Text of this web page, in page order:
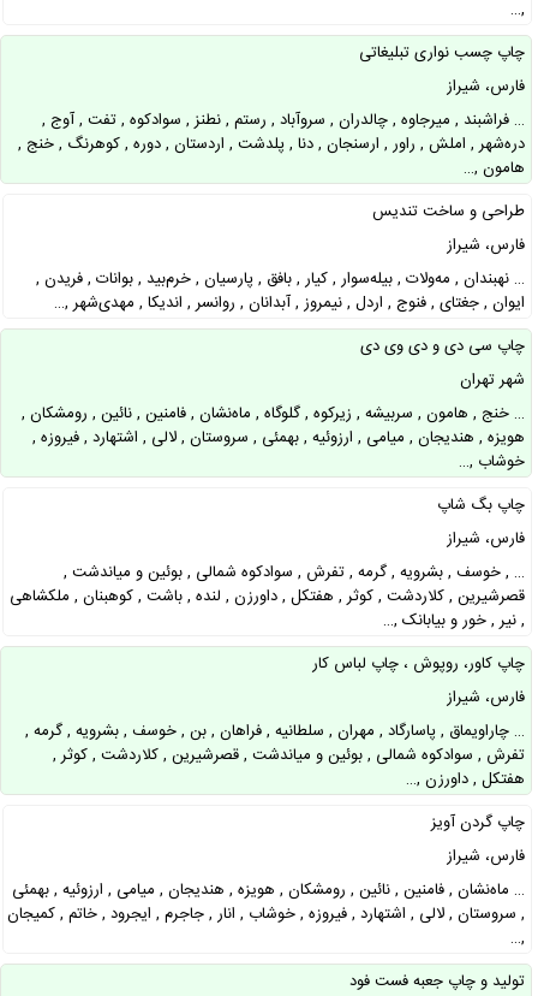
,…
چاپ چسب نواری تبلیغاتی
فارس، شیراز
… فراشبند , میرجاوه , چالدران , سروآباد , رستم , نطنز , سوادکوه , تفت , آوج ,
دره‌شهر , املش , راور , ارسنجان , دنا , پلدشت , اردستان , دوره , کوهرنگ , خنج ,
هامون ,…
طراحی و ساخت تندیس
فارس، شیراز
… نهبندان , مه‌ولات , بیله‌سوار , کیار , بافق , پارسیان , خرم‌بید , بوانات , فریدن ,
ایوان , جغتای , فنوج , اردل , نیمروز , آبدانان , روانسر , اندیکا , مهدی‌شهر ,…
چاپ سی دی و دی وی دی
شهر تهران
… خنج , هامون , سربیشه , زیرکوه , گلوگاه , ماه‌نشان , فامنین , نائین , رومشکان ,
هویزه , هندیجان , میامی , ارزوئیه , بهمئی , سروستان , لالی , اشتهارد , فیروزه ,
خوشاب ,…
چاپ بگ شاپ
فارس، شیراز
… , خوسف , بشرویه , گرمه , تفرش , سوادکوه شمالی , بوئین و میاندشت ,
قصرشیرین , کلاردشت , کوثر , هفتکل , داورزن , لنده , باشت , کوهبنان , ملکشاهی
, نیر , خور و بیابانک ,…
چاپ کاور، روپوش ، چاپ لباس کار
فارس، شیراز
… چاراویماق , پاسارگاد , مهران , سلطانیه , فراهان , بن , خوسف , بشرویه , گرمه ,
تفرش , سوادکوه شمالی , بوئین و میاندشت , قصرشیرین , کلاردشت , کوثر ,
هفتکل , داورزن ,…
چاپ گردن آویز
فارس، شیراز
… ماه‌نشان , فامنین , نائین , رومشکان , هویزه , هندیجان , میامی , ارزوئیه , بهمئی
, سروستان , لالی , اشتهارد , فیروزه , خوشاب , انار , جاجرم , ایجرود , خاتم , کمیجان
,…
تولید و چاپ جعبه فست فود